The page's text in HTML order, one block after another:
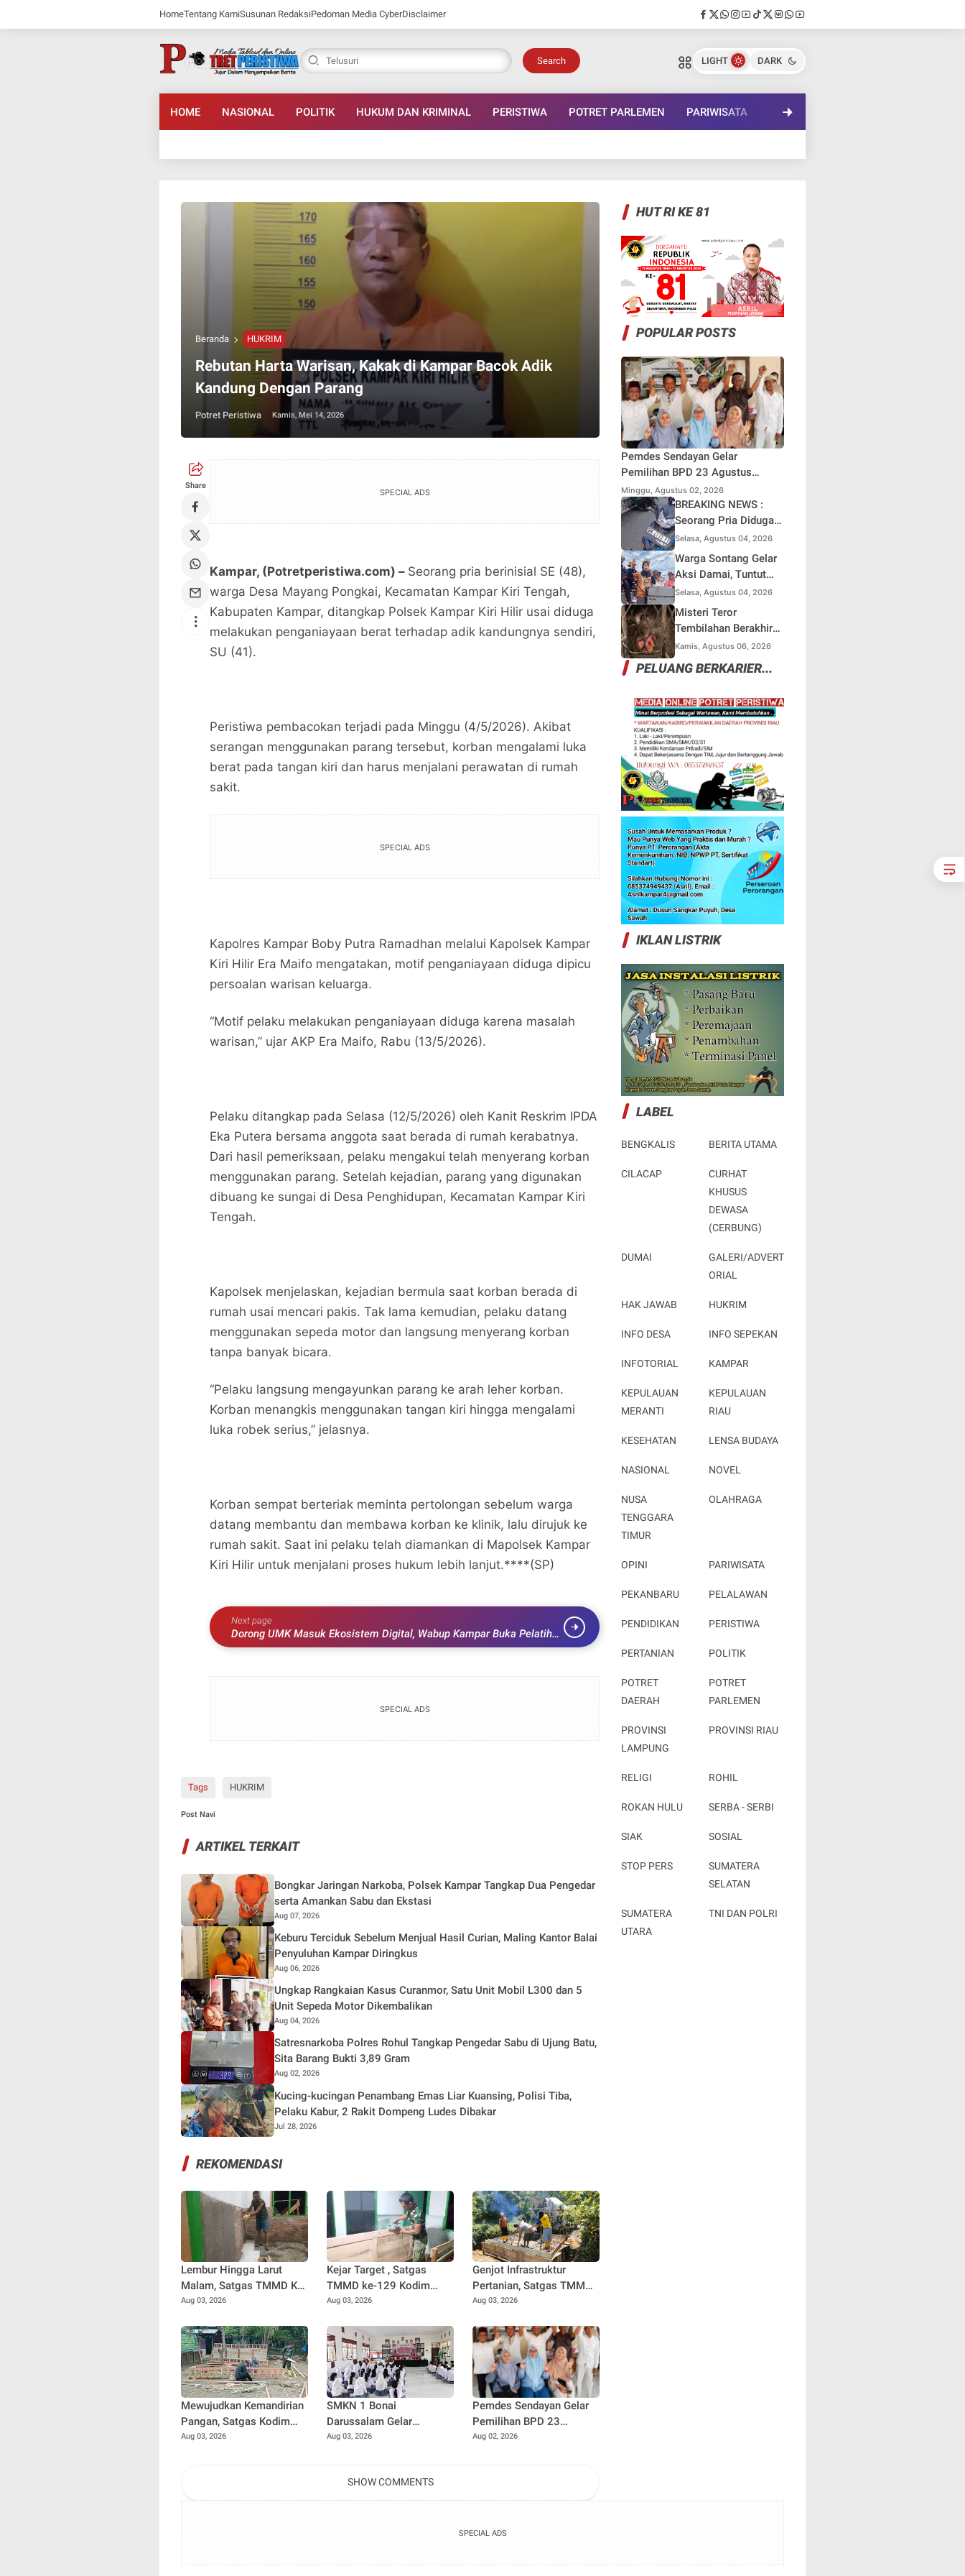
HomeTentang KamiSusunan RedaksiPedoman Media CyberDisclaimer
Search LIGHT DARK
HOME NASIONAL POLITIK HUKUM DAN KRIMINAL PERISTIWA POTRET PARLEMEN PARIWISATA PENDIDIKAN
Beranda HUKRIM
Rebutan Harta Warisan, Kakak di Kampar Bacok Adik
Kandung Dengan Parang
Potret Peristiwa Kamis, Mei 14, 2026
Share
Rebutan Harta Warisan, Kakak di Kampar Bacok
Adik Kandung Dengan Parang
Potret Peristiwa
SPECIAL ADS
Kampar, (Potretperistiwa.com) – Seorang pria berinisial SE (48),
warga Desa Mayang Pongkai, Kecamatan Kampar Kiri Tengah,
Kabupaten Kampar, ditangkap Polsek Kampar Kiri Hilir usai diduga
melakukan penganiayaan berat terhadap adik kandungnya sendiri,
SU (41).
Peristiwa pembacokan terjadi pada Minggu (4/5/2026). Akibat
serangan menggunakan parang tersebut, korban mengalami luka
berat pada tangan kiri dan harus menjalani perawatan di rumah
sakit.
SPECIAL ADS
Kapolres Kampar Boby Putra Ramadhan melalui Kapolsek Kampar
Kiri Hilir Era Maifo mengatakan, motif penganiayaan diduga dipicu
persoalan warisan keluarga.
“Motif pelaku melakukan penganiayaan diduga karena masalah
warisan,” ujar AKP Era Maifo, Rabu (13/5/2026).
Pelaku ditangkap pada Selasa (12/5/2026) oleh Kanit Reskrim IPDA
Eka Putera bersama anggota saat berada di rumah kerabatnya.
Dari hasil pemeriksaan, pelaku mengakui telah menyerang korban
menggunakan parang. Setelah kejadian, parang yang digunakan
dibuang ke sungai di Desa Penghidupan, Kecamatan Kampar Kiri
Tengah.
Kapolsek menjelaskan, kejadian bermula saat korban berada di
rumah usai mencari pakis. Tak lama kemudian, pelaku datang
menggunakan sepeda motor dan langsung menyerang korban
tanpa banyak bicara.
“Pelaku langsung mengayunkan parang ke arah leher korban.
Korban menangkis menggunakan tangan kiri hingga mengalami
luka robek serius,” jelasnya.
Korban sempat berteriak meminta pertolongan sebelum warga
datang membantu dan membawa korban ke klinik, lalu dirujuk ke
rumah sakit. Saat ini pelaku telah diamankan di Mapolsek Kampar
Kiri Hilir untuk menjalani proses hukum lebih lanjut.****(SP)
Next page
Dorong UMK Masuk Ekosistem Digital, Wabup Kampar Buka Pelatihan
Pemasaran Digital
SPECIAL ADS
Tags HUKRIM
Post Navi
Rebutan Harta Warisan, Kakak di Kampar Bacok
Adik Kandung Dengan Parang
Potret Peristiwa
ARTIKEL TERKAIT
Bongkar Jaringan Narkoba, Polsek Kampar Tangkap Dua Pengedar
serta Amankan Sabu dan Ekstasi
Aug 07, 2026
Keburu Terciduk Sebelum Menjual Hasil Curian, Maling Kantor Balai
Penyuluhan Kampar Diringkus
Aug 06, 2026
Ungkap Rangkaian Kasus Curanmor, Satu Unit Mobil L300 dan 5
Unit Sepeda Motor Dikembalikan
Aug 04, 2026
Satresnarkoba Polres Rohul Tangkap Pengedar Sabu di Ujung Batu,
Sita Barang Bukti 3,89 Gram
Aug 02, 2026
Kucing-kucingan Penambang Emas Liar Kuansing, Polisi Tiba,
Pelaku Kabur, 2 Rakit Dompeng Ludes Dibakar
Jul 28, 2026
REKOMENDASI
Lembur Hingga Larut
Malam, Satgas TMMD Ke-
129 Kebut Penyelesaian
Aug 03, 2026
Kejar Target , Satgas
TMMD ke-129 Kodim
0102/Pidie Lembur
Hingga Malam Hari
Aug 03, 2026
Genjot Infrastruktur
Pertanian, Satgas TMMD
Ke-129 Kebut Pengecoran
Kelancaran Akses Petani
Aug 03, 2026
Mewujudkan Kemandirian
Pangan, Satgas Kodim
0102/Pidie Bangun
Aug 03, 2026
SMKN 1 Bonai
Darussalam Gelar
Pelatihan PMR Bersama
Kemanusiaan
Aug 03, 2026
Pemdes Sendayan Gelar
Pemilihan BPD 23
Agustus Mendatang,
Aug 02, 2026
SHOW COMMENTS
HUT RI KE 81
POPULAR POSTS
Pemdes Sendayan Gelar
Pemilihan BPD 23 Agustus
Mendatang, Warga Berharap
Fungsi Pengawasan Berjalan
Maksimal
Minggu, Agustus 02, 2026
BREAKING NEWS :
Seorang Pria Diduga
Terjun dari Jembatan
Rantau Berangin Kuok,
Sepeda Motor
Ditinggal di Lokasi
Selasa, Agustus 04, 2026
Warga Sontang Gelar
Aksi Damai, Tuntut
Pemprov Riau Segera
Benahi Jalan Sontang-
Duri
Selasa, Agustus 04, 2026
Misteri Teror
Tembilahan Berakhir
di Perangkap Besi,
Pemangsa Lain yang
Kamis, Agustus 06, 2026
PELUANG BERKARIER...
IKLAN LISTRIK
LABEL
BENGKALIS BERITA UTAMA
CILACAP
CURHAT
KHUSUS
DEWASA
(CERBUNG)
DUMAI
GALERI/ADVERT
ORIAL
HAK JAWAB HUKRIM
INFO DESA INFO SEPEKAN
INFOTORIAL KAMPAR
KEPULAUAN
MERANTI
KEPULAUAN
RIAU
KESEHATAN LENSA BUDAYA
NASIONAL NOVEL
NUSA
TENGGARA
TIMUR
OLAHRAGA
OPINI PARIWISATA
PEKANBARU PELALAWAN
PENDIDIKAN PERISTIWA
PERTANIAN POLITIK
POTRET
DAERAH
POTRET
PARLEMEN
PROVINSI
LAMPUNG
PROVINSI RIAU
RELIGI ROHIL
ROKAN HULU SERBA - SERBI
SIAK SOSIAL
STOP PERS
SUMATERA
SELATAN
SUMATERA
UTARA
TNI DAN POLRI
SPECIAL ADS